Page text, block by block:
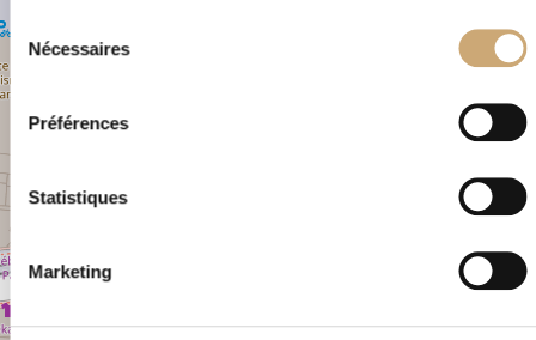
consentement
Nécessaires
Préférences
Statistiques
Marketing
FRANCE